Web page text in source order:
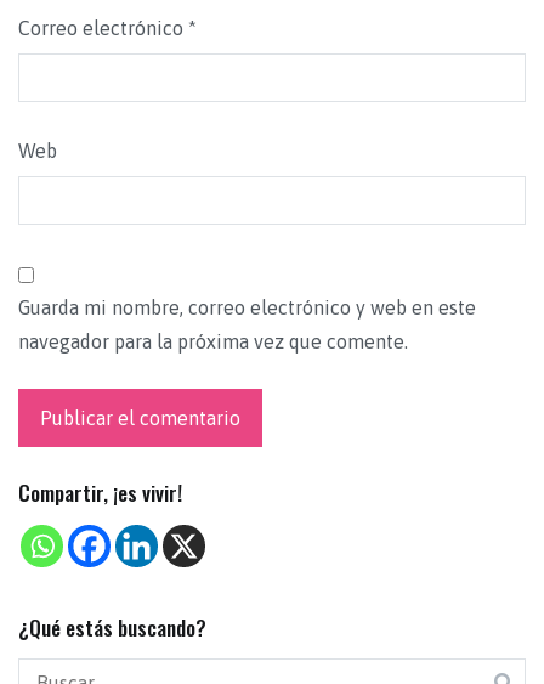
Correo electrónico *
Web
Guarda mi nombre, correo electrónico y web en este
navegador para la próxima vez que comente.
Compartir, ¡es vivir!
¿Qué estás buscando?